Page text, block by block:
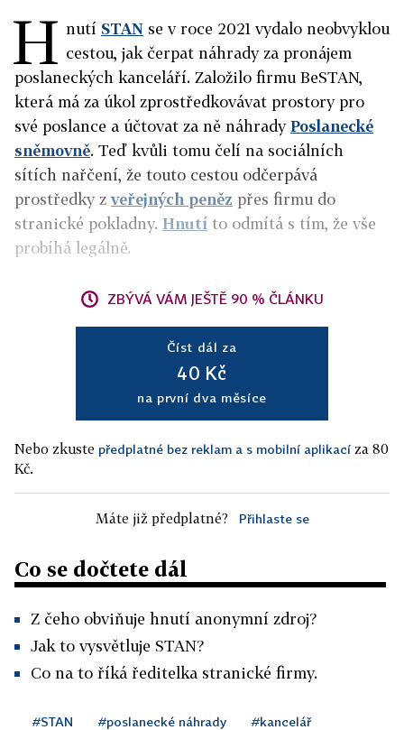
H nutí STAN se v roce 2021 vydalo neobvyklou
cestou, jak čerpat náhrady za pronájem
poslaneckých kanceláří. Založilo firmu BeSTAN,
která má za úkol zprostředkovávat prostory pro
své poslance a účtovat za ně náhradyPoslanecké
sněmovně. Teď kvůli tomu čelí na sociálních
sítích nařčení, že touto cestou odčerpává
prostředky zveřejných peněz přes firmu do
stranické pokladny. Hnutí to odmítá s tím, že vše
probíhá legálně.
ZBÝVÁ VÁM JEŠTĚ 90 % ČLÁNKU
Číst dál za
40 Kč
na první dva měsíce
Nebo zkuste předplatné bez reklam a s mobilní aplikací za 80
Kč.
Máte již předplatné? Přihlaste se
Co se dočtete dál
Z čeho obviňuje hnutí anonymní zdroj?
Jak to vysvětluje STAN?
Co na to říká ředitelka stranické firmy.
#STAN #poslanecké náhrady #kancelář